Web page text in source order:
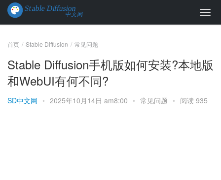
首页 Stable Diffusion 常见问题
Stable Diffusion手机版如何安装?本地版
和WebUI有何不同?
SD中文网 • 2025年10月14日 am8:00 • 常见问题 • 阅读 935